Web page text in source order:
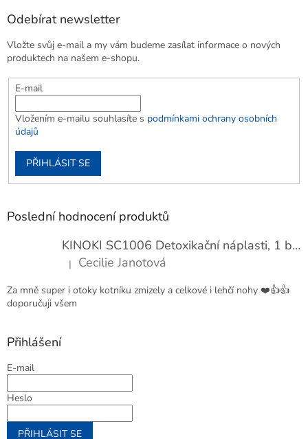
Odebírat newsletter
Vložte svůj e-mail a my vám budeme zasílat informace o nových
produktech na našem e-shopu.
E-mail
Vložením e-mailu souhlasíte s podmínkami ochrany osobních
údajů
PŘIHLÁSIT SE
Poslední hodnocení produktů
KINOKI SC1006 Detoxikační náplasti, 1 balení - 10 ks
Hodnocení produktu je 4 z 5 hvězdiček.
| Cecilie Janotová
Za mně super i otoky kotníku zmizely a celkové i lehčí nohy ❤️👍👍
doporučuji všem
Přihlášení
E-mail
Heslo
PŘIHLÁSIT SE